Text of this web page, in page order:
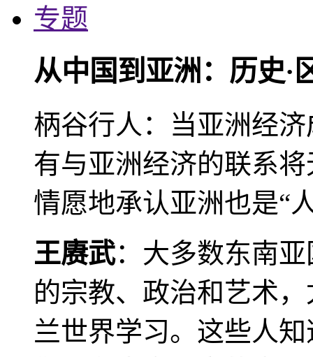
专题
从中国到亚洲：历史·
柄谷行人：当亚洲经
有与亚洲经济的联系
情愿地承认亚洲也是“
王赓武：大多数东南
的宗教、政治和艺术
兰世界学习。这些人